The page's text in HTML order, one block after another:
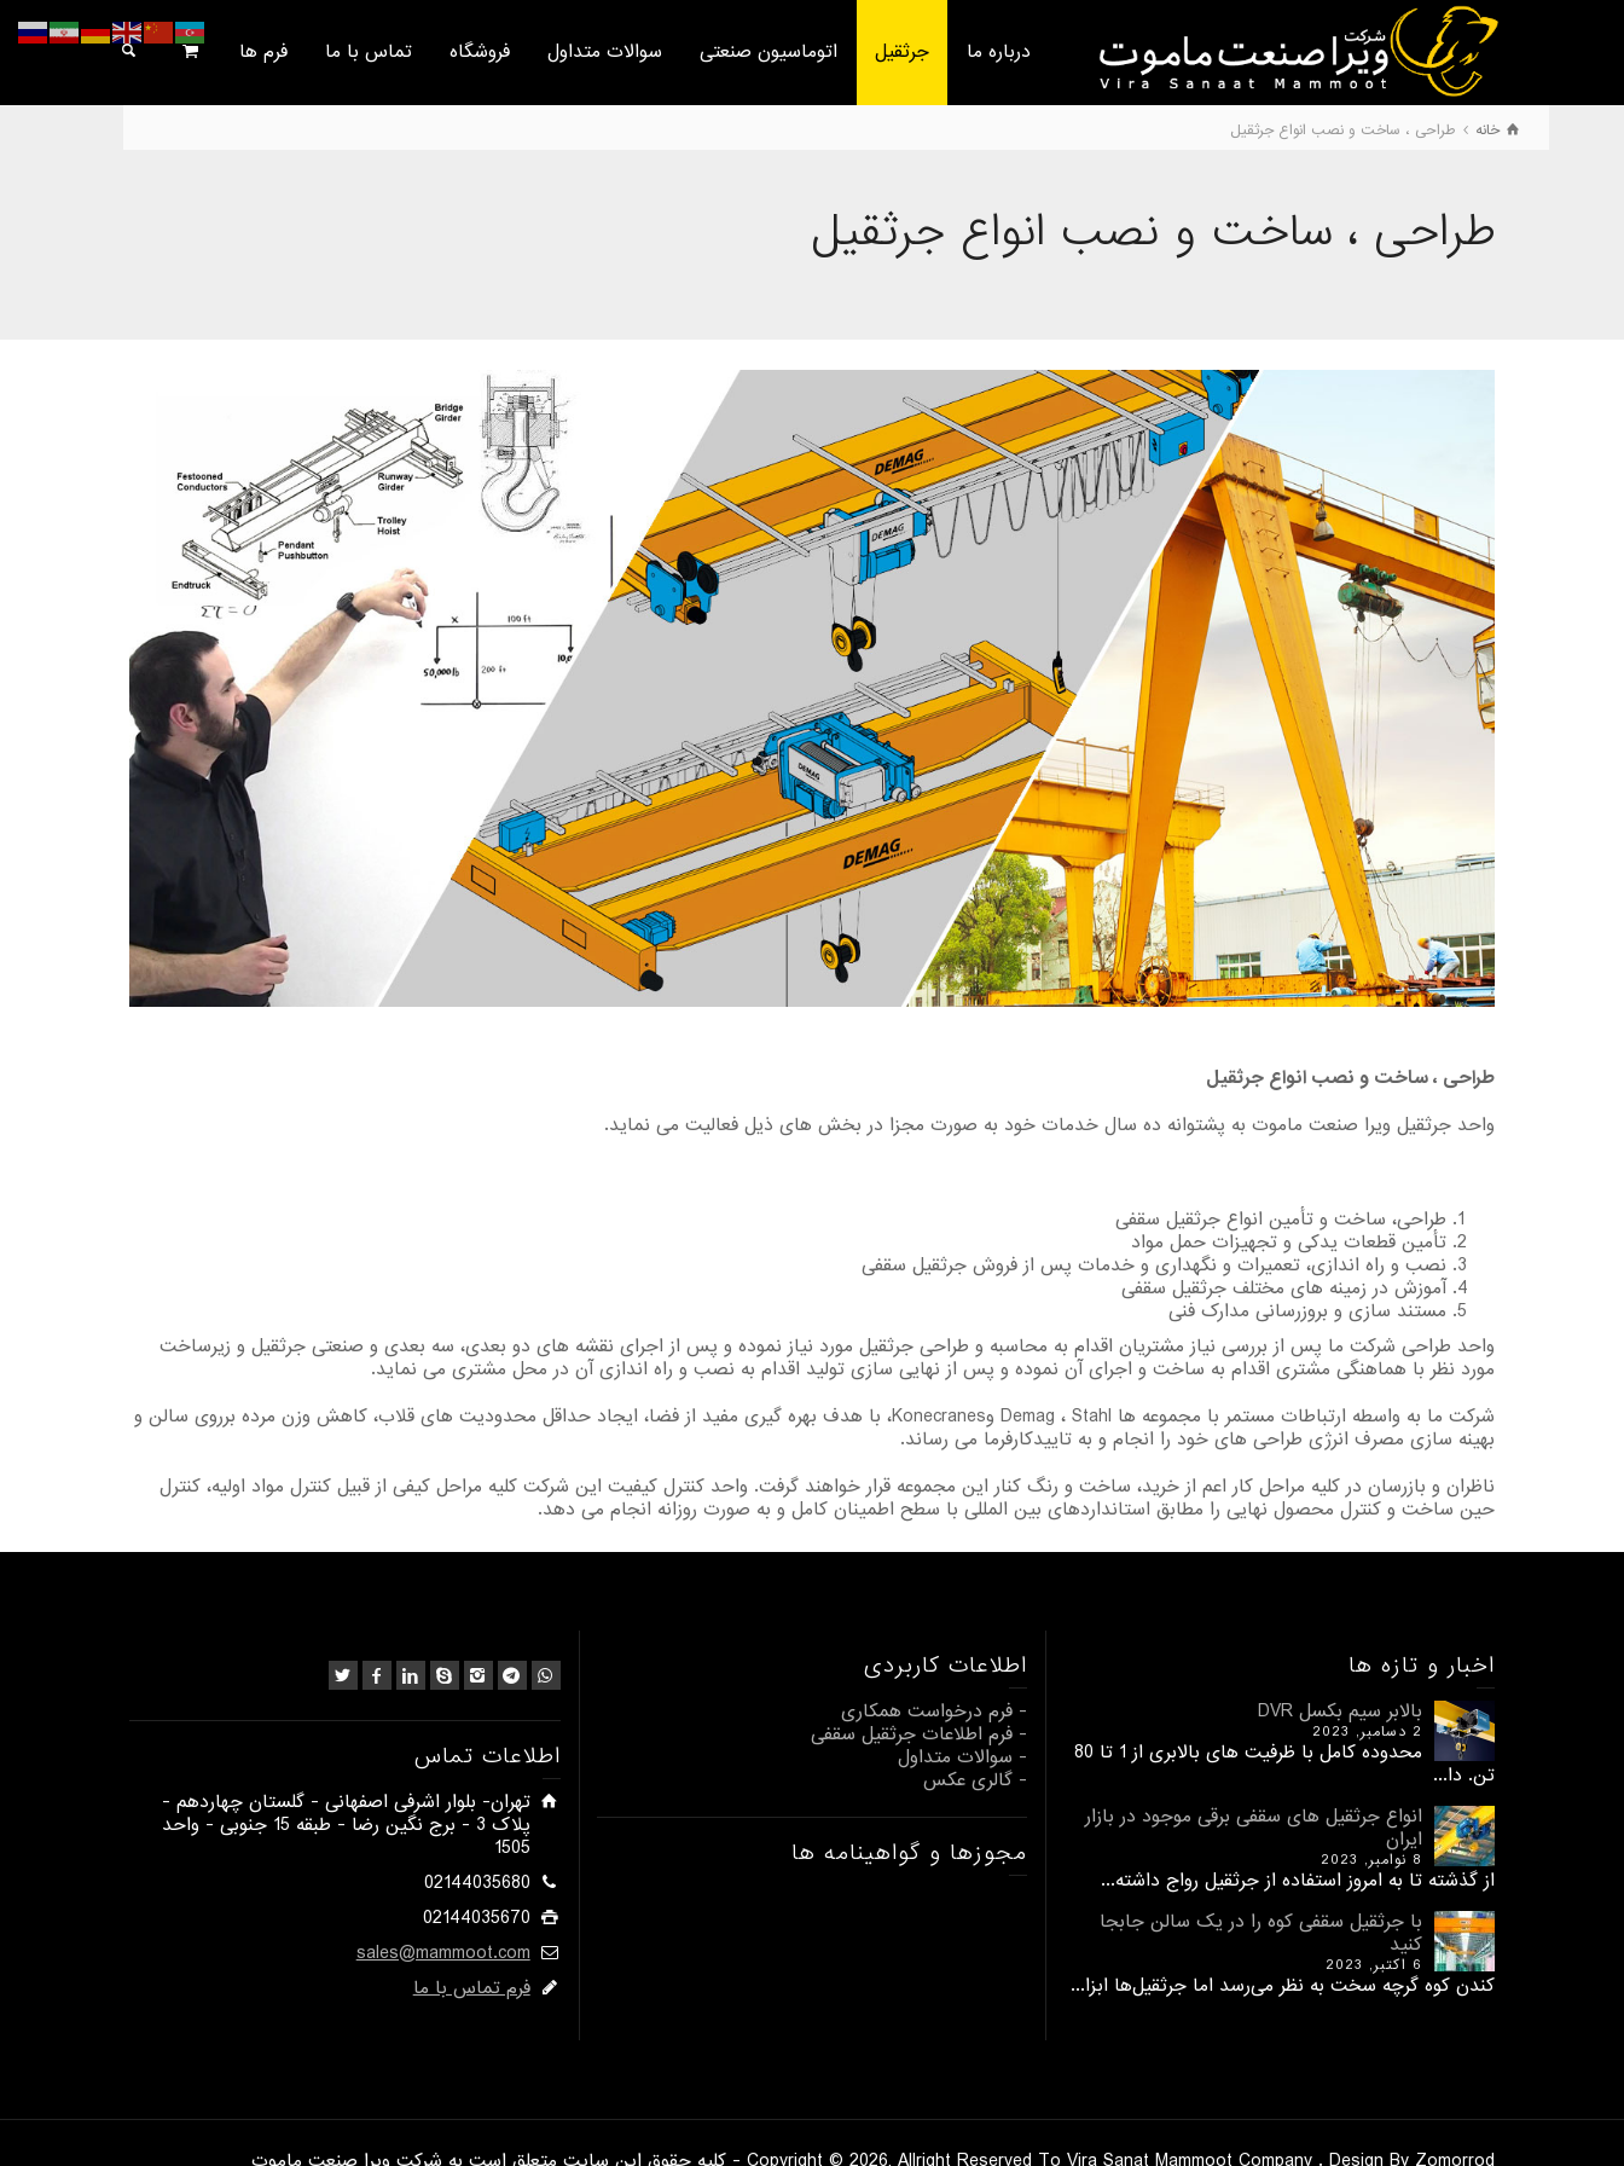
درباره ما جرثقیل اتوماسیون صنعتی سوالات متداول فروشگاه تماس با ما فرم ها
خانه طراحی ، ساخت و نصب انواع جرثقیل
طراحی ، ساخت و نصب انواع جرثقیل
طراحی ، ساخت و نصب انواع جرثقیل
واحد جرثقیل ویرا صنعت ماموت به پشتوانه ده سال خدمات خود به صورت مجزا در بخش های ذیل فعالیت می نماید.
طراحی، ساخت و تأمین انواع جرثقیل سقفی
تأمین قطعات یدکی و تجهیزات حمل مواد
نصب و راه اندازی، تعمیرات و نگهداری و خدمات پس از فروش جرثقیل سقفی
آموزش در زمینه های مختلف جرثقیل سقفی
مستند سازی و بروزرسانی مدارک فنی
واحد طراحی شرکت ما پس از بررسی نیاز مشتریان اقدام به محاسبه و طراحی جرثقیل مورد نیاز نموده و پس از اجرای نقشه های دو بعدی، سه بعدی و صنعتی جرثقیل و زیرساخت
مورد نظر با هماهنگی مشتری اقدام به ساخت و اجرای آن نموده و پس از نهایی سازی تولید اقدام به نصب و راه اندازی آن در محل مشتری می نماید.
شرکت ما به واسطه ارتباطات مستمر با مجموعه ها Demag ، Stahl وKonecranes، با هدف بهره گیری مفید از فضا، ایجاد حداقل محدودیت های قلاب، کاهش وزن مرده برروی سالن و
بهینه سازی مصرف انرژی طراحی های خود را انجام و به تاییدکارفرما می رساند.
ناظران و بازرسان در کلیه مراحل کار اعم از خرید، ساخت و رنگ کنار این مجموعه قرار خواهند گرفت. واحد کنترل کیفیت این شرکت کلیه مراحل کیفی از قبیل کنترل مواد اولیه، کنترل
حین ساخت و کنترل محصول نهایی را مطابق استانداردهای بین المللی با سطح اطمینان کامل و به صورت روزانه انجام می دهد.
اخبار و تازه ها
بالابر سیم بکسل DVR
2 دسامبر, 2023
محدوده کامل با ظرفیت های بالابری از 1 تا 80
تن. دا...
انواع جرثقیل های سقفی برقی موجود در بازار
ایران
8 نوامبر, 2023
از گذشته تا به امروز استفاده از جرثقیل رواج داشته...
با جرثقیل سقفی کوه را در یک سالن جابجا
کنید
6 اکتبر, 2023
کندن کوه گرچه سخت به نظر می‌رسد اما جرثقیل‌ها ابزا...
اطلاعات کاربردی
- فرم درخواست همکاری
- فرم اطلاعات جرثقیل سقفی
- سوالات متداول
- گالری عکس
مجوزها و گواهینامه ها
اطلاعات تماس
​تهران- بلوار اشرفی اصفهانی - گلستان چهاردهم -
پلاک 3 - برج نگین رضا - طبقه 15 جنوبی - واحد
1505​
02144035680
02144035670
sales@mammoot.com
فرم تماس با ما